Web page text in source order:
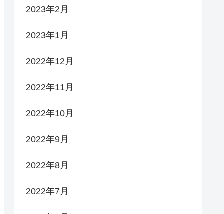
2023年2月
2023年1月
2022年12月
2022年11月
2022年10月
2022年9月
2022年8月
2022年7月